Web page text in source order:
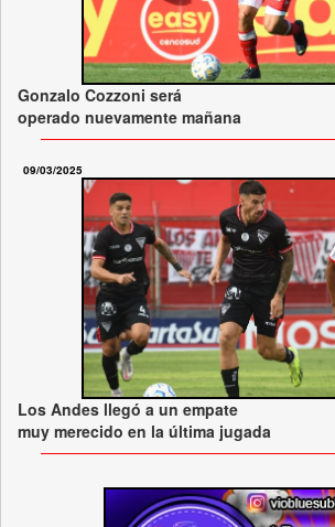
Gonzalo Cozzoni será
operado nuevamente mañana
09/03/2025
Los Andes llegó a un empate
muy merecido en la última jugada